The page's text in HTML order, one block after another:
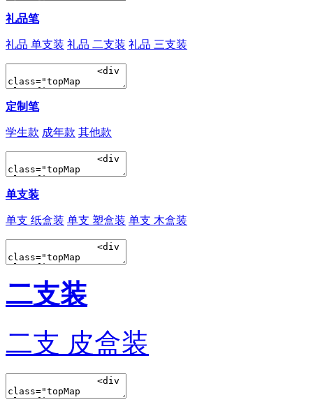
礼品笔
礼品 单支装 礼品 二支装 礼品 三支装
定制笔
学生款 成年款 其他款
单支装
单支 纸盒装 单支 塑盒装 单支 木盒装
二支装
二支 皮盒装